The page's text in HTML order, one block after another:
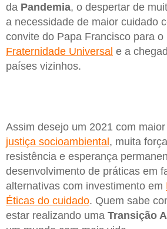
da Pandemia, o despertar de
a necessidade de maior cuidado
convite do Papa Francisco para
Fraternidade Universal e a
países vizinhos.
Assim desejo um 2021 com
justiça socioambiental, muita
resistência e esperança
desenvolvimento de práticas em
alternativas com investimento em
Éticas do cuidado. Quem sabe
estar realizando uma Transição